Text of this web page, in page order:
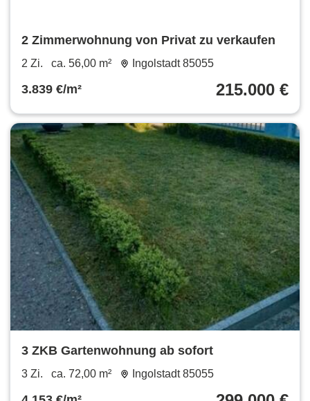
2 Zimmerwohnung von Privat zu verkaufen
2 Zi. ca. 56,00 m² Ingolstadt 85055
3.839 €/m² 215.000 €
3 ZKB Gartenwohnung ab sofort
3 Zi. ca. 72,00 m² Ingolstadt 85055